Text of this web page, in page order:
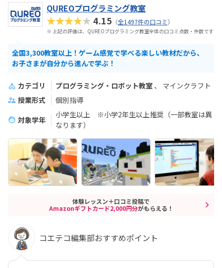
QUREOプログラミング教室
★★★★★4.15 （全1497件の口コミ）
※ 上記の評価は、QUREOプログラミング教室全体の口コミ点数・件数です
全国3,300教室以上！ゲーム感覚で学べる楽しい教材だから、
お子さまが自分から進んで学ぶ！
カテゴリ プログラミング・ロボット教室
マインクラフト
授業形式
個別指導
対象学年
小学生以上 ※小学2年生以上推奨（一部教室は異
なります）
体験レッスン＋口コミ投稿で
Amazonギフトカード2,000円分がもらえる！
コエテコ編集部おすすめポイント